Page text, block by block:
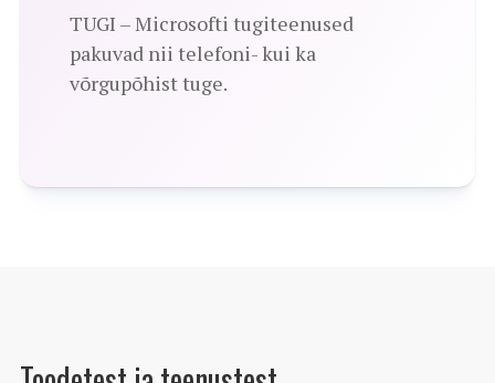
TUGI – Microsofti tugiteenused
pakuvad nii telefoni- kui ka
võrgupõhist tuge.